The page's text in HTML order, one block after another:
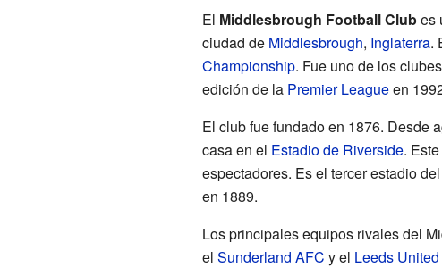
El Middlesbrough Football Clubes
ciudad de Middlesbrough, Inglaterra.
Championship. Fue uno de los
edición de la Premier Leagueen
El club fue fundado en 1876. Desde
casa en el Estadio de Riverside.
espectadores. Es el tercer estadio
en 1889.
Los principales equipos rivales del
el Sunderland AFC y el Leeds